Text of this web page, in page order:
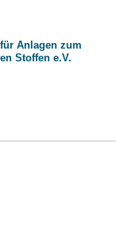
Anlagen zum
Stoffen e.V.